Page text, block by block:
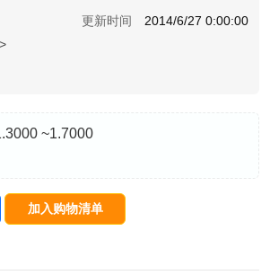
更新时间 2014/6/27 0:00:00
~1.7000
加入购物清单